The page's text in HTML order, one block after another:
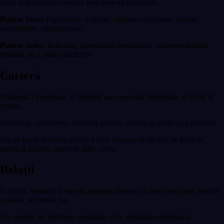
calda si activitatile creative sunt remedii excelente.
Puncte forte: Diplomatie, empatie, rabdare, cooperare, intuitie,
sensibilitate, adaptabilitate
Puncte slabe: Indecizie, dependenta emotionala, hipersensibilitate,
tendinta de a evita conflictele
Carieră
Numarul 2 exceleaza in domenii care necesita diplomatie si lucrul in
echipa.
Medierea, consilierea, asistenta sociala, muzica si artele sunt potrivite.
Au un talent deosebit pentru a crea armonie in mediul de lucru si
pentru a rezolva conflicte intre colegi.
Relații
In relatii, numarul 2 este un partener devotat si atent care pune nevoile
celuilalt pe primul loc.
Are nevoie de afectiune constanta si de siguranta emotionala.